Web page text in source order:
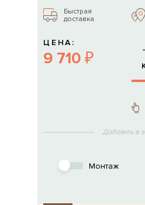
Быстрая
доставка
ЦЕНА:
9 710 ₽
Добавить в
Монтаж